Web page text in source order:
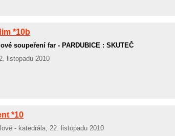
*10b
soupeření far - PARDUBICE : SKUTEČ
listopadu 2010
*10
- katedrála, 22. listopadu 2010